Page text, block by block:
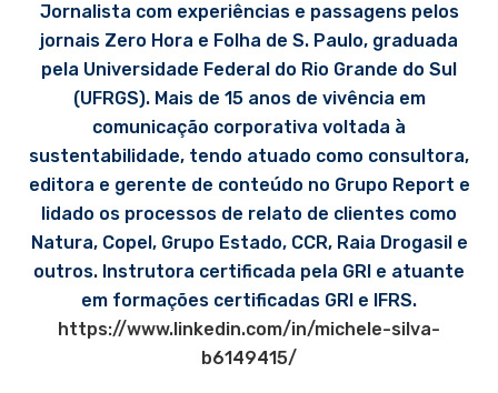
Jornalista com experiências e passagens pelos
jornais Zero Hora e Folha de S. Paulo, graduada
pela Universidade Federal do Rio Grande do Sul
(UFRGS). Mais de 15 anos de vivência em
comunicação corporativa voltada à
sustentabilidade, tendo atuado como consultora,
editora e gerente de conteúdo no Grupo Report e
lidado os processos de relato de clientes como
Natura, Copel, Grupo Estado, CCR, Raia Drogasil e
outros. Instrutora certificada pela GRI e atuante
em formações certificadas GRI e IFRS.
https://www.linkedin.com/in/michele-silva-
b6149415/